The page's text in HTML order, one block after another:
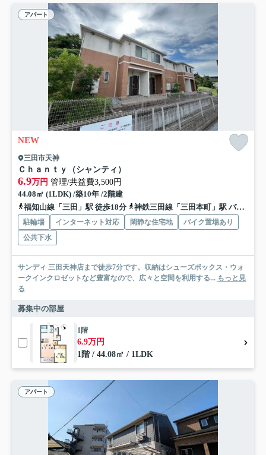
アパート
NEW
三田市天神
Ｃｈａｎｔｙ（シャンティ）
6.9万円 管理/共益費3,500円
44.08㎡ (1LDK) /築10年 /2階建
福知山線「三田」駅 徒歩18分
神鉄三田線「三田本町」駅 バス1分 神姫バス「三田駅（兵庫県）」 停歩20分
駐輪場 インターネット対応 閑静な住宅地
バイク置場あり
公共下水
サンディ 三田天神店まで徒歩7分です。収納はシューズボックス・ウォ
ークインクロゼットなど豊富なので、広々と空間を利用する... もっと見
る
募集中の部屋
1階
6.9万円
1階 / 44.08㎡ / 1LDK
アパート